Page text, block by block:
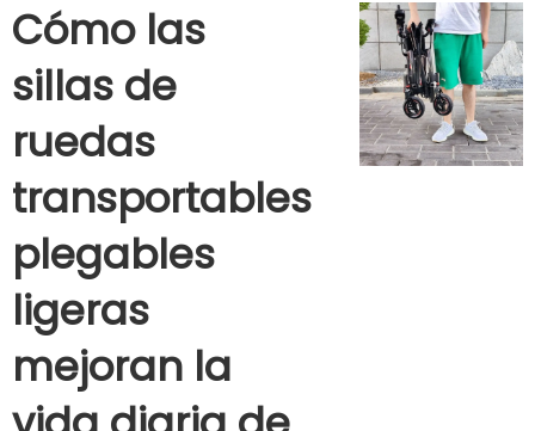
Cómo las
sillas de
ruedas
transportables
plegables
ligeras
mejoran la